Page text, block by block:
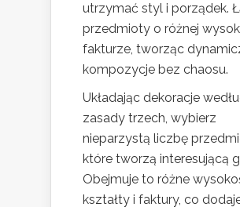
utrzymać styl i porządek.
przedmioty o różnej
fakturze, tworząc
kompozycje bez chaosu.
Układając dekoracje
zasady trzech, wybierz
nieparzystą liczbę
które tworzą interesującą
Obejmuje to różne
kształty i faktury, co